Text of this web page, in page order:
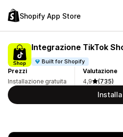
Shopify App Store
Integrazione TikTok
Built for Shopify
Prezzi
Installazione gratuita
Valutazione
4,9
(735)
Installa